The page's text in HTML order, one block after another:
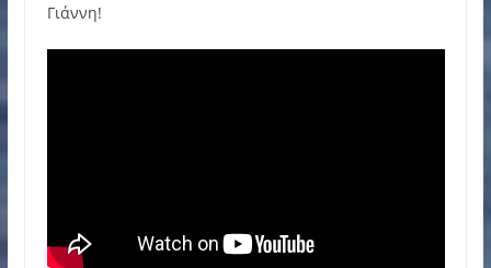
Γιάννη!